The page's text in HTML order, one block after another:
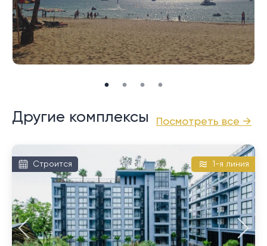
Наилучшее расположение Layan Green Park Condos
в 15 минутах ходьбы от известного пляжного клуба,
рядом в курортным комплексом Лагуна, всего в
нескольких минутах ходьбы от белоснежного
протяженного Банг Тао и в минутной близости от
: разнообразных ресторанов тайской и
международной кухни, баров, бутиков, спа и
Course, теннисных кортов и других развлечений для
всей семьи.
Посмотреть все →
Другие комплексы
Строится 1-я линия